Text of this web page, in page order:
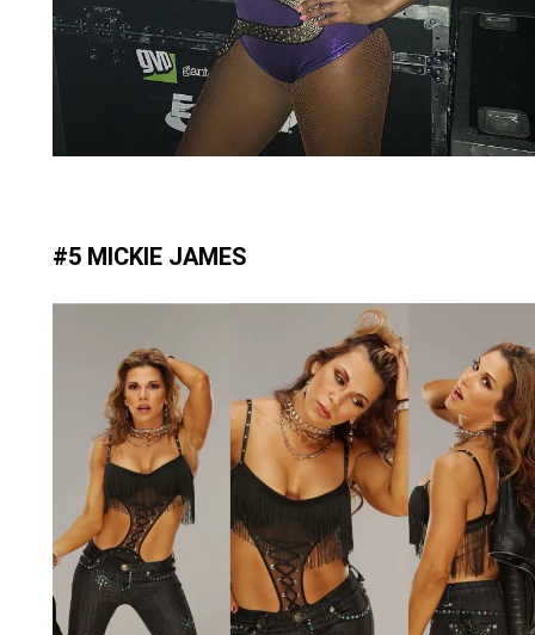
#5 MICKIE JAMES